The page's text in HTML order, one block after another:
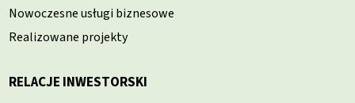
Nowoczesne usługi biznesowe
Realizowane projekty
RELACJE INWESTORSKI